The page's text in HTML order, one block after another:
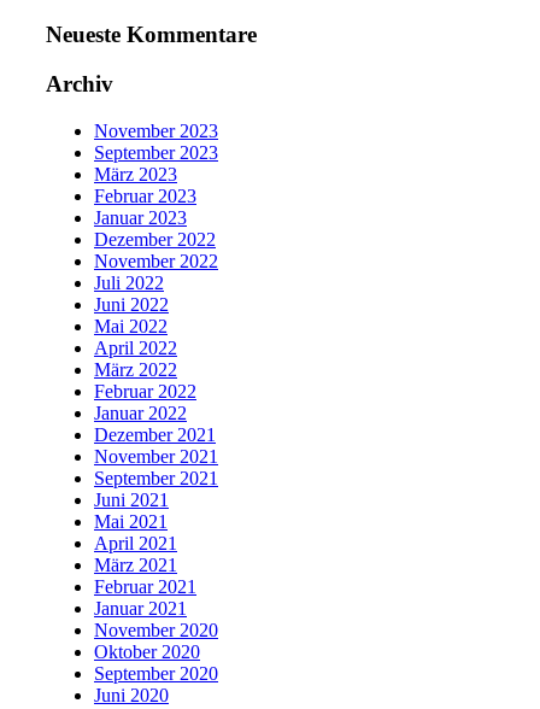
Neueste Kommentare
Archiv
November 2023
September 2023
März 2023
Februar 2023
Januar 2023
Dezember 2022
November 2022
Juli 2022
Juni 2022
Mai 2022
April 2022
März 2022
Februar 2022
Januar 2022
Dezember 2021
November 2021
September 2021
Juni 2021
Mai 2021
April 2021
März 2021
Februar 2021
Januar 2021
November 2020
Oktober 2020
September 2020
Juni 2020